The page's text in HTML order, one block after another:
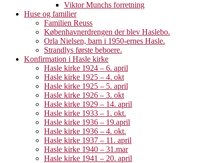
Viktor Munchs forretning
Huse og familier
Familien Reuss
Københavnerdrengen der blev Haslebo.
Orla Nielsen, barn i 1950-ernes Hasle.
Strandlys første beboere.
Konfirmation i Hasle kirke
Hasle kirke 1924 – 6. april
Hasle kirke 1925 – 4. okt
Hasle kirke 1925 – 5. april
Hasle kirke 1926 – 3. okt
Hasle kirke 1929 – 14. april
Hasle kirke 1933 – 1. okt.
Hasle kirke 1936 – 19.april
Hasle kirke 1936 – 4. okt.
Hasle kirke 1937 – 11. april
Hasle kirke 1940 – 31.mar
Hasle kirke 1941 – 20. april